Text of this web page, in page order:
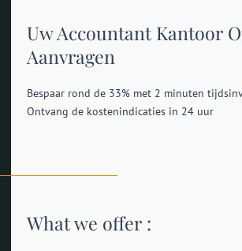
Uw Accountant Kantoor
Aanvragen
Bespaar rond de 33% met 2 minuten
Ontvang de kostenindicaties in 24 uur
What we offer :